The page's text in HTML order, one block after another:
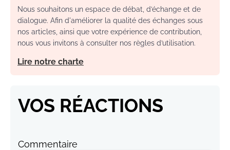
Nous souhaitons un espace de débat, d’échange et de
dialogue. Afin d'améliorer la qualité des échanges sous
nos articles, ainsi que votre expérience de contribution,
nous vous invitons à consulter nos règles d’utilisation.
Lire notre charte
VOS RÉACTIONS
Commentaire